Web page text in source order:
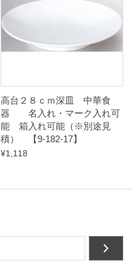
高台２８ｃｍ深皿 中華食
器 名入れ・マーク入れ可
能 箱入れ可能（※別途見
積） 【9-182-17】
¥1,118